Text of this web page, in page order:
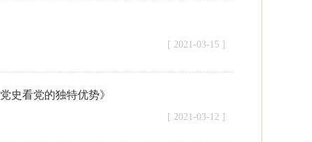
[ 2021-03-15 ]
史看党的独特优势》
[ 2021-03-12 ]